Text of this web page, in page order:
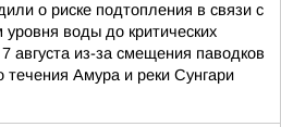
о риске подтопления в связи с
воды до критических
августа из-за смещения паводков
течения Амура и реки Сунгари